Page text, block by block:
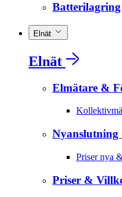
Batterilagring
Elnät
Elnät
Elmätare &
Nyanslutning
Priser nya
Priser &